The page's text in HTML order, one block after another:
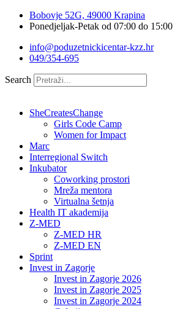
Bobovje 52G, 49000 Krapina
Ponedjeljak-Petak od 07:00 do 15:00
info@poduzetnickicentar-kzz.hr
049/354-695
Search
SheCreatesChange
Girls Code Camp
Women for Impact
Marc
Interregional Switch
Inkubator
Coworking prostori
Mreža mentora
Virtualna šetnja
Health IT akademija
Z-MED
Z-MED HR
Z-MED EN
Sprint
Invest in Zagorje
Invest in Zagorje 2026
Invest in Zagorje 2025
Invest in Zagorje 2024